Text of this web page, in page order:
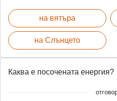
на вятъра
на Слънцето
Каква е посочената енергия?